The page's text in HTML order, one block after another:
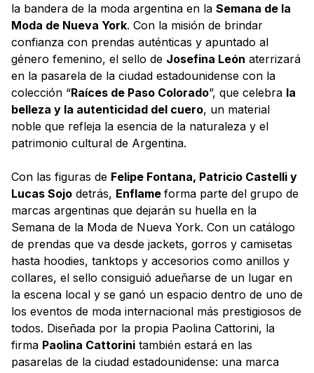
la bandera de la moda argentina en la Semana de la
Moda de Nueva York. Con la misión de brindar
confianza con prendas auténticas y apuntado al
género femenino, el sello de Josefina León aterrizará
en la pasarela de la ciudad estadounidense con la
colección “Raíces de Paso Colorado”, que celebra la
belleza y la autenticidad del cuero, un material
noble que refleja la esencia de la naturaleza y el
patrimonio cultural de Argentina.
Con las figuras de Felipe Fontana, Patricio Castelli y
Lucas Sojo detrás, Enflame forma parte del grupo de
marcas argentinas que dejarán su huella en la
Semana de la Moda de Nueva York. Con un catálogo
de prendas que va desde jackets, gorros y camisetas
hasta hoodies, tanktops y accesorios como anillos y
collares, el sello consiguió adueñarse de un lugar en
la escena local y se ganó un espacio dentro de uno de
los eventos de moda internacional más prestigiosos de
todos. Diseñada por la propia Paolina Cattorini, la
firma Paolina Cattorini también estará en las
pasarelas de la ciudad estadounidense: una marca